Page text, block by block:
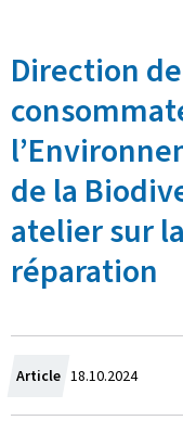
Direction
de la
atelier sur
réparation
Article C
r
18.10.2024